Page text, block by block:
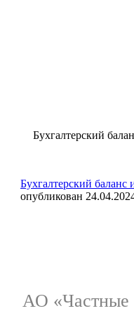
Бухгалтерский
Бухгалтерский баланс
опубликован
АО «Частные